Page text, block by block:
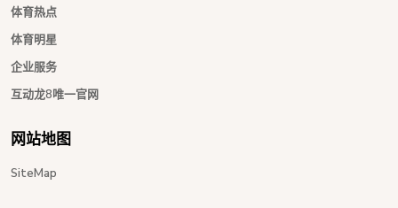
体育热点
体育明星
企业服务
互动龙8唯一官网
网站地图
SiteMap